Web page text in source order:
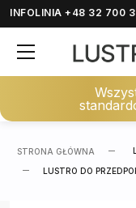
INFOLINIA +48 32 700
STRONA GŁÓWNA
LUSTRO DO